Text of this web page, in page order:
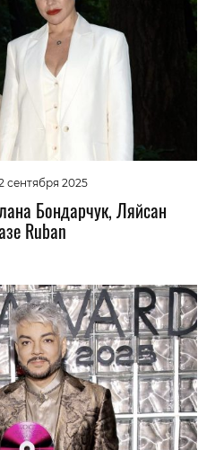
сентября 2025
Бондарчук, Ляйсан
Ruban